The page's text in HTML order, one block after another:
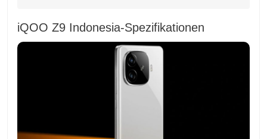
iQOO Z9 Indonesia-Spezifikationen